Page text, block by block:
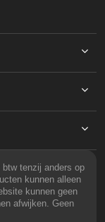
tenzij anders op
kunnen alleen
kunnen geen
afwijken. Geen